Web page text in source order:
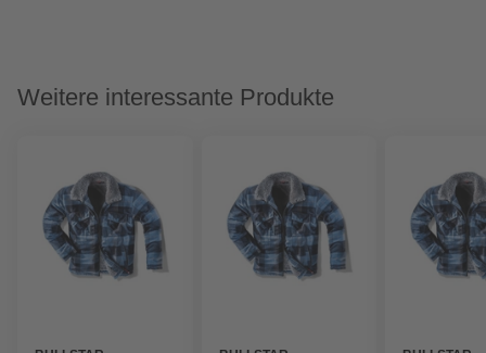
Weitere interessante Produkte